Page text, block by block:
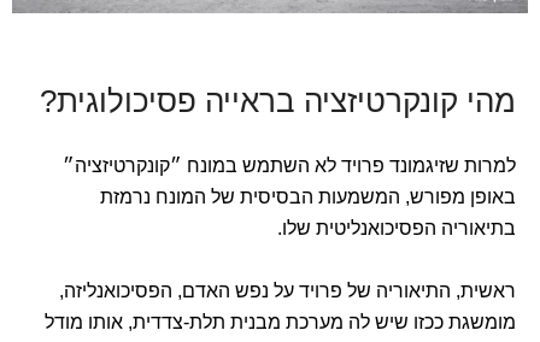
מהי קונקרטיזציה בראייה פסיכולוגית?
למרות שזיגמונד פרויד לא השתמש במונח ״קונקרטיזציה״
באופן מפורש, המשמעות הבסיסית של המונח נרמזת
בתיאוריה הפסיכואנליטית שלו.
ראשית, התיאוריה של פרויד על נפש האדם, הפסיכואנליזה,
מומשגת ככזו שיש לה מערכת מבנית תלת-צדדית, אותו מודל